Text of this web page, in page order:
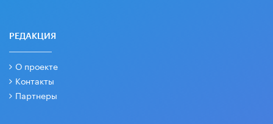
РЕДАКЦИЯ
О проекте
Контакты
Партнеры